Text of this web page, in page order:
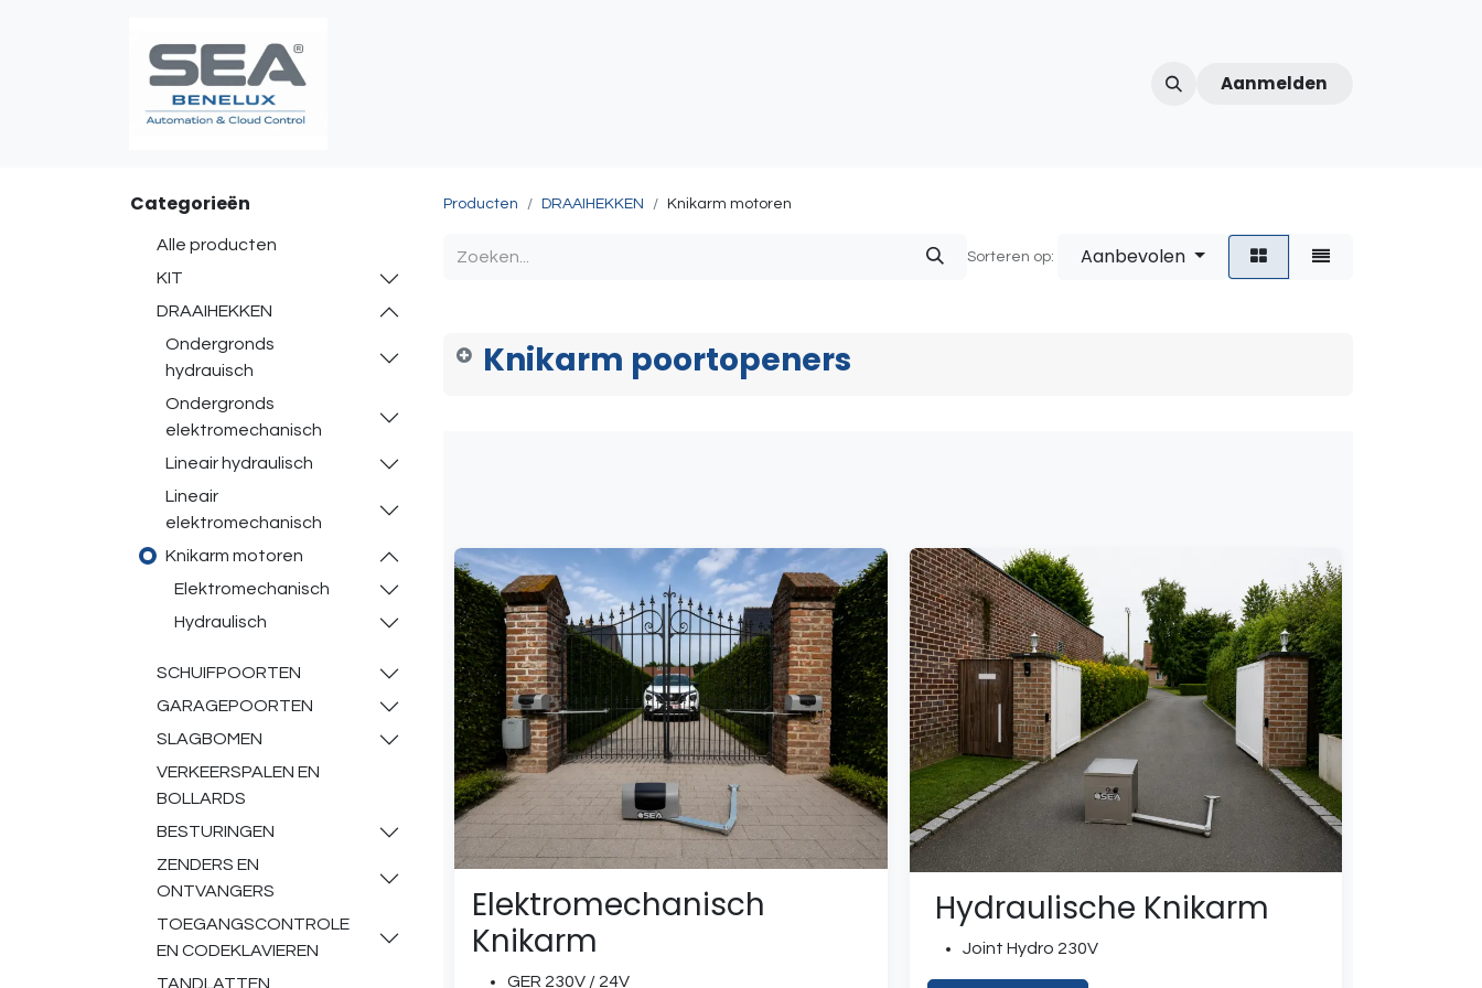
Over ons Afspraak
Aanmelden
Categorieën
Alle producten
KIT
DRAAIHEKKEN
Ondergronds
hydrauisch
Ondergronds
elektromechanisch
Lineair hydraulisch
Lineair
elektromechanisch
Knikarm motoren
Elektromechanisch
Hydraulisch
SCHUIFPOORTEN
GARAGEPOORTEN
SLAGBOMEN
VERKEERSPALEN EN
BOLLARDS
BESTURINGEN
ZENDERS EN
ONTVANGERS
TOEGANGSCONTROLE
EN CODEKLAVIEREN
TANDLATTEN
Producten DRAAIHEKKEN Knikarm motoren
Sorteren op: Aanbevolen
Knikarm poortopeners
Elektromechanisch
Knikarm
GER 230V / 24V
Hydraulische Knikarm
Joint Hydro 230V